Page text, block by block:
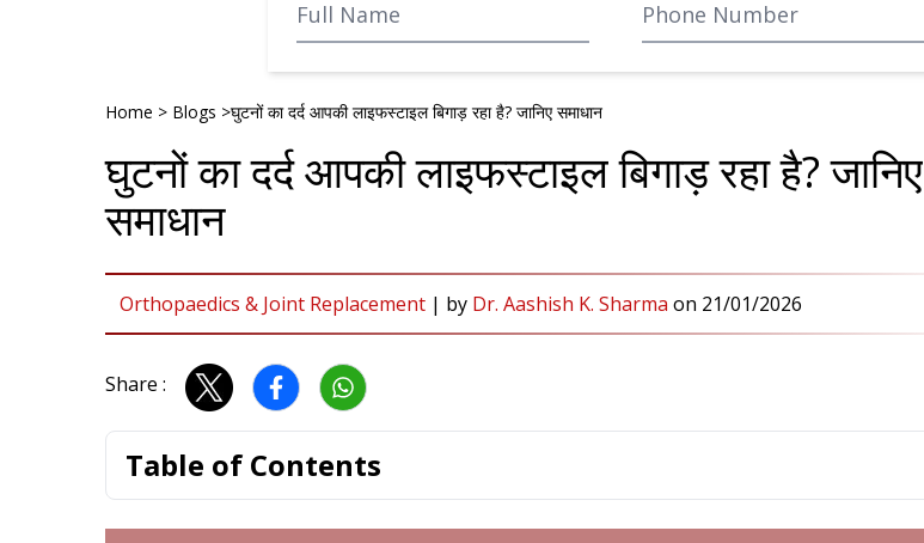
Home > Blogs >घुटनों का दर्द आपकी लाइफस्टाइल बिगाड़ रहा है? जानिए समाधान
घुटनों का दर्द आपकी लाइफस्टाइल बिगाड़ रहा है? जानिए
समाधान
Orthopaedics & Joint Replacement | by Dr. Aashish K. Sharma on 21/01/2026
Share :
Table of Contents